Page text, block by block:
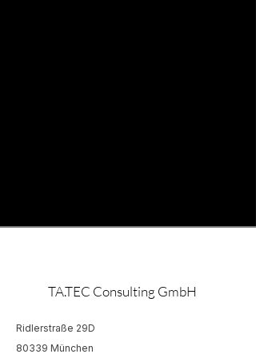
TA.TEC Consulting GmbH
Ridlerstraße 29D
80339 München